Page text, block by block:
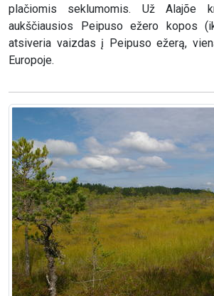
plačiomis seklumomis. Už Alajõe
aukščiausios Peipuso ežero kopos
atsiveria vaizdas į Peipuso ežerą,
Europoje.